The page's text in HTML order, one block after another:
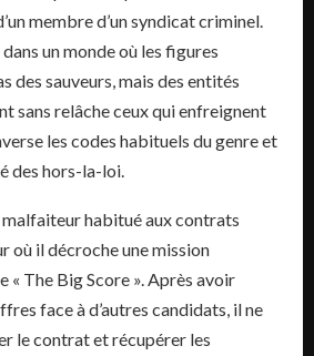
membre d’un syndicat criminel.
un monde où les figures
des sauveurs, mais des entités
sans relâche ceux qui enfreignent
les codes habituels du genre et
des hors-la-loi.
malfaiteur habitué aux contrats
où il décroche une mission
« The Big Score ». Après avoir
face à d’autres candidats, il ne
le contrat et récupérer les